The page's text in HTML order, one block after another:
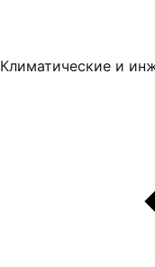
Климатические и